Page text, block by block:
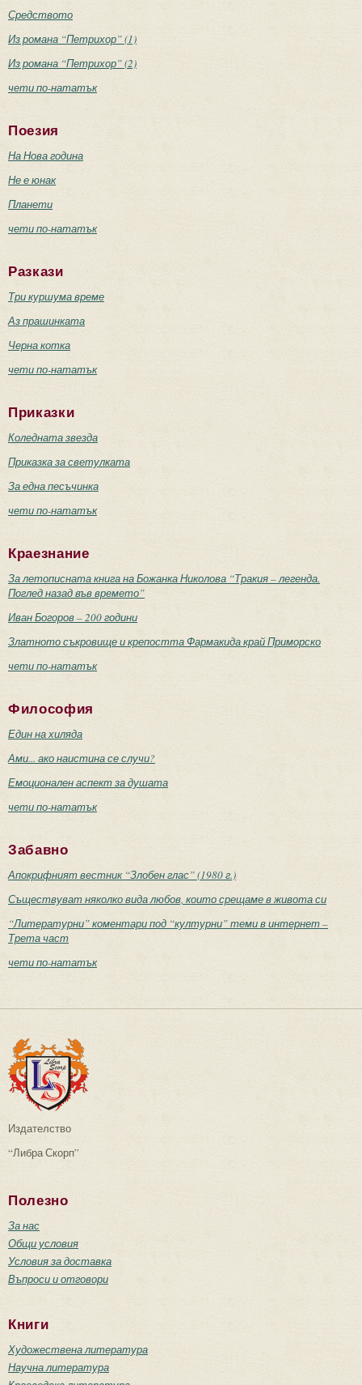
Средството
Из романа “Петрихор” (1)
Из романа “Петрихор” (2)
чети по-нататък
Поезия
На Нова година
Не е юнак
Планети
чети по-нататък
Разкази
Три куршума време
Аз прашинката
Черна котка
чети по-нататък
Приказки
Коледната звезда
Приказка за светулката
За една песъчинка
чети по-нататък
Краезнание
За летописната книга на Божанка Николова “Тракия – легенда.
Поглед назад във времето”
Иван Богоров – 200 години
Златното съкровище и крепостта Фармакида край Приморско
чети по-нататък
Философия
Един на хиляда
Ами... ако наистина се случи?
Емоционален аспект за душата
чети по-нататък
Забавно
Апокрифният вестник “Злобен глас” (1980 г.)
Съществуват няколко вида любов, които срещаме в живота си
“Литературни” коментари под “културни” теми в интернет –
Трета част
чети по-нататък
Издателство
“Либра Скорп”
Полезно
За нас
Общи условия
Условия за доставка
Въпроси и отговори
Книги
Художествена литература
Научна литература